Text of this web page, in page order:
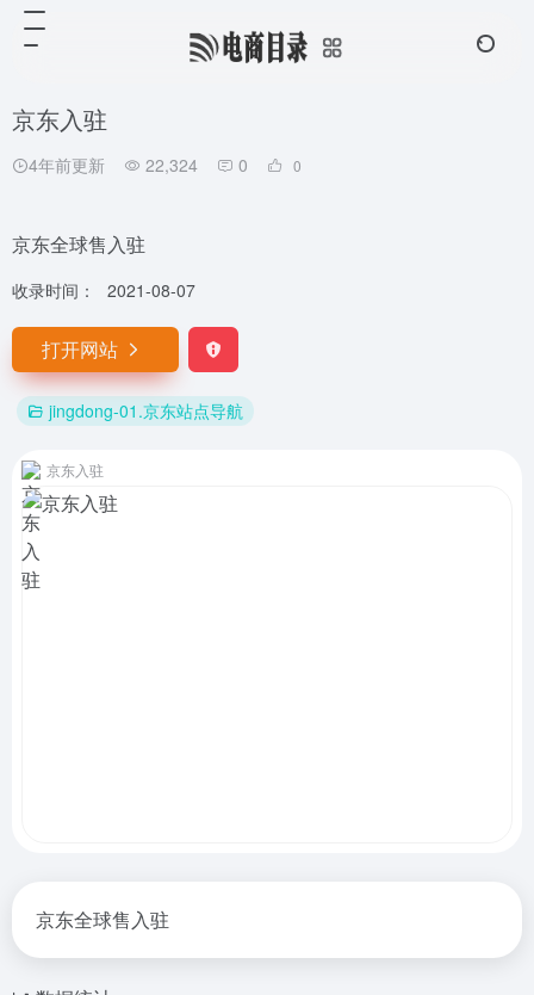
京东入驻
4年前更新 22,324 0 0
京东全球售入驻
收录时间： 2021-08-07
打开网站
jingdong-01.京东站点导航
京东入驻
京东全球售入驻